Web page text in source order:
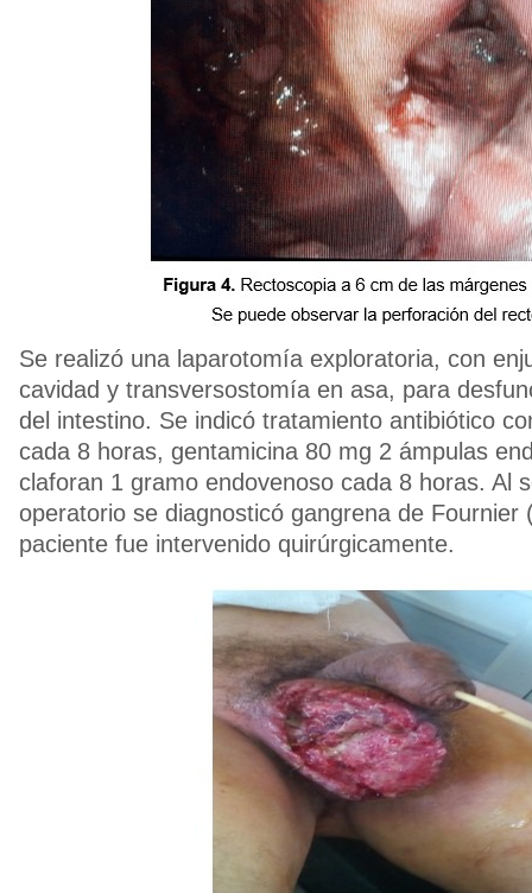
Se realizó una laparotomía exploratoria, con
cavidad y transversostomía en asa, para
del intestino. Se indicó tratamiento antibiótico
cada 8 horas, gentamicina 80 mg 2 ámpulas
claforan 1 gramo endovenoso cada 8 horas. Al
operatorio se diagnosticó gangrena de Fournier
paciente fue intervenido quirúrgicamente.